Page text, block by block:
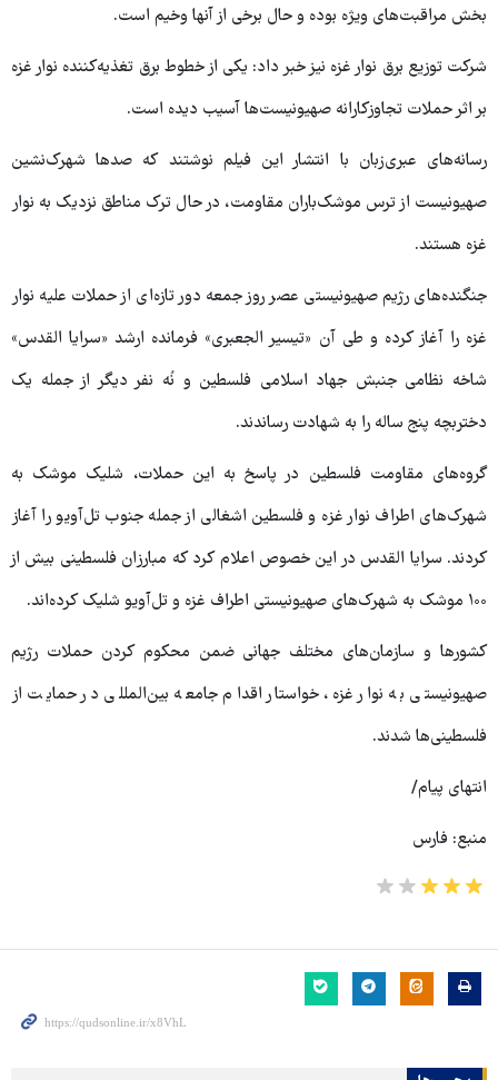
بخش مراقبت‌های ویژه بوده و حال برخی از آنها وخیم است.
شرکت توزیع برق نوار غزه نیز خبر داد: یکی از خطوط برق تغذیه‌کننده نوار غزه
بر اثر حملات تجاوزکارانه صهیونیست‌ها آسیب دیده است.
رسانه‌های عبری‌زبان با انتشار این فیلم نوشتند که صدها شهرک‌نشین
صهیونیست از ترس موشک‌باران مقاومت، در حال ترک مناطق نزدیک به نوار
غزه هستند.
جنگنده‌های رژیم صهیونیستی عصر روز جمعه دور تازه‌ای از حملات علیه نوار
غزه را آغاز کرده و طی آن «تیسیر الجعبری» فرمانده ارشد «سرایا القدس»
شاخه نظامی جنبش جهاد اسلامی فلسطین و نُه نفر دیگر از جمله یک
دختربچه پنج ساله را به شهادت رساندند.
گروه‌های مقاومت فلسطین در پاسخ به این حملات، شلیک موشک‌ به
شهرک‌های اطراف نوار غزه و فلسطین اشغالی از جمله جنوب تل‌آویو را آغاز
کردند. سرایا القدس در این خصوص اعلام کرد که مبارزان فلسطینی بیش از
۱۰۰ موشک به شهرک‌های صهیونیستی اطراف غزه و تل‌آویو شلیک کرده‌اند.
کشورها و سازمان‌های مختلف جهانی ضمن محکوم کردن حملات رژیم
صهیونیستی به نوار غزه، خواستار اقدام جامعه بین‌المللی در حمایت از
فلسطینی‌ها شدند.
انتهای پیام/
منبع: فارس